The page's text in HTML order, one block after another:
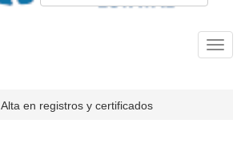
Alta en registros y certificados